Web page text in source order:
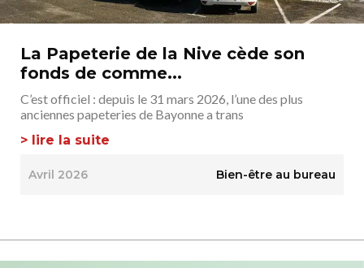
La Papeterie de la Nive cède son
fonds de comme...
C’est officiel : depuis le 31 mars 2026, l’une des plus
anciennes papeteries de Bayonne a trans
> lire la suite
Avril 2026 Bien-être au bureau